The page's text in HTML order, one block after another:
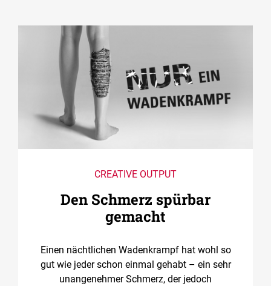
CREATIVE OUTPUT
Den Schmerz spürbar
gemacht
Einen nächtlichen Wadenkrampf hat wohl so
gut wie jeder schon einmal gehabt – ein sehr
unangenehmer Schmerz, der jedoch